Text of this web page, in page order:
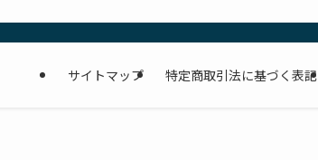
サイトマップ 特定商取引法に基づく表記